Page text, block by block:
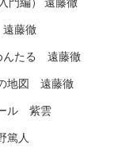
藤徹
んたる 遠藤徹
地図 遠藤徹
ル 紫雲
篤人